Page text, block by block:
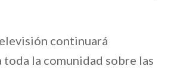
continuará
la comunidad sobre las